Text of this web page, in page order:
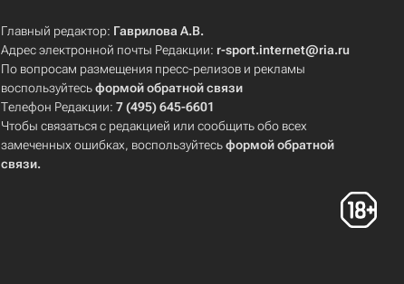
Главный редактор: Гаврилова А.В.
Адрес электронной почты Редакции: r-sport.internet@ria.ru
По вопросам размещения пресс-релизов и рекламы
воспользуйтесьформой обратной связи
Телефон Редакции:7 (495) 645-6601
Чтобы связаться с редакцией или сообщить обо всех
замеченных ошибках, воспользуйтесьформой обратной
связи.